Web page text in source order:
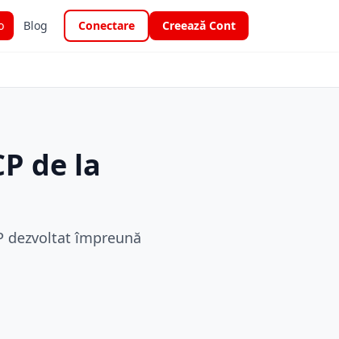
Blog Conectare Creează Cont
de la
dezvoltat împreună